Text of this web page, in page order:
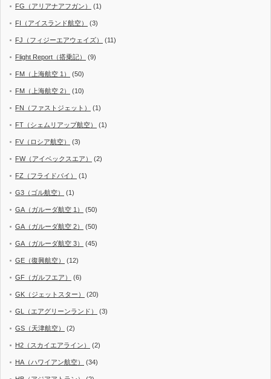
FG（アリアナアフガン） (1)
FI（アイスランド航空） (3)
FJ（フィジーエアウェイズ） (11)
Flight Report（搭乗記） (9)
FM（上海航空 1） (50)
FM（上海航空 2） (10)
FN（ファストジェット） (1)
FT（シェムリアップ航空） (1)
FV（ロシア航空） (3)
FW（アイベックスエア） (2)
FZ（フライドバイ） (1)
G3（ゴル航空） (1)
GA（ガルーダ航空 1） (50)
GA（ガルーダ航空 2） (50)
GA（ガルーダ航空 3） (45)
GE（復興航空） (12)
GF（ガルフエア） (6)
GK（ジェットスター） (20)
GL（エアグリーンランド） (3)
GS（天津航空） (2)
H2（スカイエアライン） (2)
HA（ハワイアン航空） (34)